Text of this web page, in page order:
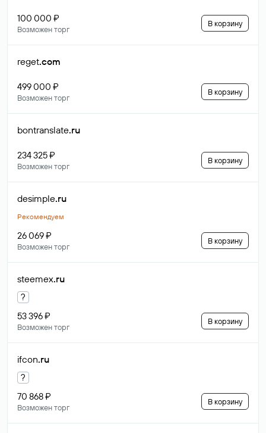
100 000 ₽
Возможен торг
В корзину
reget.com
499 000 ₽
Возможен торг
В корзину
bontranslate.ru
234 325 ₽
Возможен торг
В корзину
desimple.ru
Рекомендуем
26 069 ₽
Возможен торг
В корзину
steemex.ru
?
53 396 ₽
Возможен торг
В корзину
ifcon.ru
?
70 868 ₽
Возможен торг
В корзину